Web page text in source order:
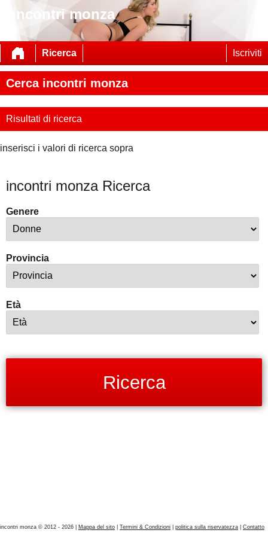
incontri monza
Ricerca Iscriviti
Cerca incontri monza
Risultati di ricerca
inserisci i valori di ricerca sopra
incontri monza Ricerca
Genere
Provincia
Età
incontri monza © 2012 - 2026 | Mappa del sito Termini & Condizioni politica sulla riservatezza Contatto